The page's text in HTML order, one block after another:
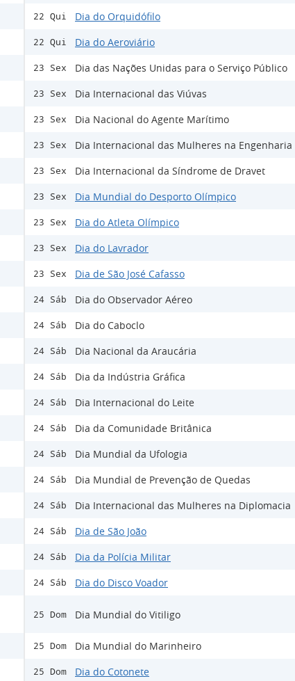
22 Qui Dia do Orquidófilo
22 Qui Dia do Aeroviário
23 Sex Dia das Nações Unidas para o Serviço Público
23 Sex Dia Internacional das Viúvas
23 Sex Dia Nacional do Agente Marítimo
23 Sex Dia Internacional das Mulheres na Engenharia
23 Sex Dia Internacional da Síndrome de Dravet
23 Sex Dia Mundial do Desporto Olímpico
23 Sex Dia do Atleta Olímpico
23 Sex Dia do Lavrador
23 Sex Dia de São José Cafasso
24 Sáb Dia do Observador Aéreo
24 Sáb Dia do Caboclo
24 Sáb Dia Nacional da Araucária
24 Sáb Dia da Indústria Gráfica
24 Sáb Dia Internacional do Leite
24 Sáb Dia da Comunidade Britânica
24 Sáb Dia Mundial da Ufologia
24 Sáb Dia Mundial de Prevenção de Quedas
24 Sáb Dia Internacional das Mulheres na Diplomacia
24 Sáb Dia de São João
24 Sáb Dia da Polícia Militar
24 Sáb Dia do Disco Voador
25 Dom Dia Mundial do Vitiligo
25 Dom Dia Mundial do Marinheiro
25 Dom Dia do Cotonete